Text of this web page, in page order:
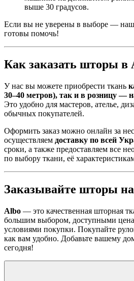
выше 30 градусов.
Если вы не уверены в выборе —
готовы помочь!
Как заказать шторы в
У нас вы можете приобрести ткань
30–40 метров), так и в розницу —
Это удобно для мастеров, ателье,
обычных покупателей.
Оформить заказ можно онлайн за
осуществляем доставку по всей
сроки, а также предоставляем все
по выбору ткани, её
Заказывайте шторы
Albo — это качественная шторная
большим выбором, доступными
условиями покупки. Покупайте
как вам удобно. Добавьте вашему
сегодня!